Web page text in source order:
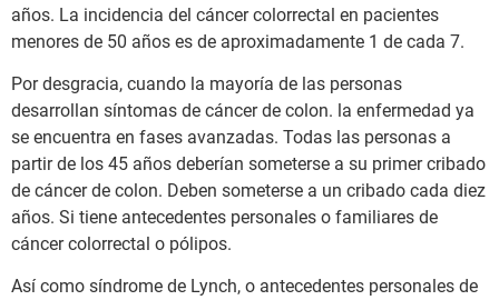
años. La incidencia del cáncer colorrectal en pacientes
menores de 50 años es de aproximadamente 1 de cada 7.
Por desgracia, cuando la mayoría de las personas
desarrollan síntomas de cáncer de colon. la enfermedad ya
se encuentra en fases avanzadas. Todas las personas a
partir de los 45 años deberían someterse a su primer cribado
de cáncer de colon. Deben someterse a un cribado cada diez
años. Si tiene antecedentes personales o familiares de
cáncer colorrectal o pólipos.
Así como síndrome de Lynch, o antecedentes personales de